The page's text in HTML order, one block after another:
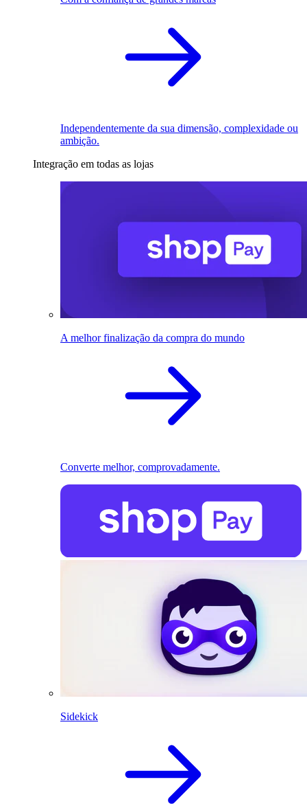
Independentemente da sua dimensão, complexidade ou
ambição.
Integração em todas as lojas
A melhor finalização da compra do mundo
Converte melhor, comprovadamente.
Sidekick